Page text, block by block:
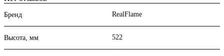
Бренд RealFlame
Высота, мм 522